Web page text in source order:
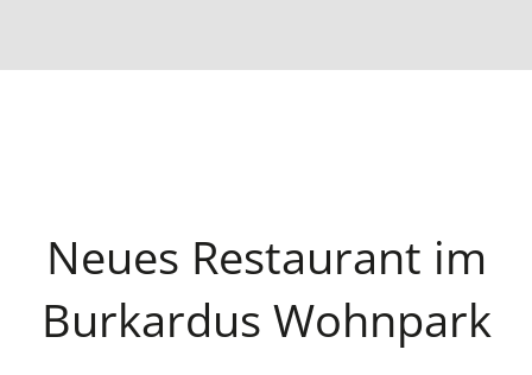
Neues Restaurant im
Burkardus Wohnpark